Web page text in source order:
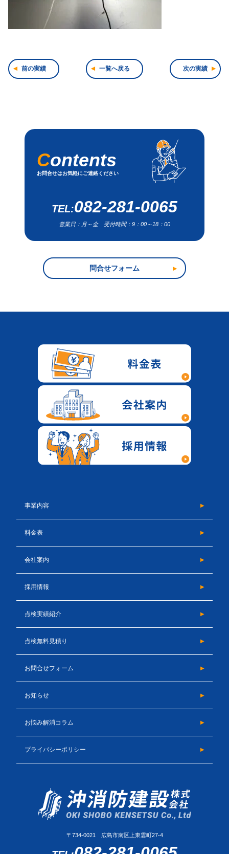
前の実績 一覧へ戻る 次の実績
お問合せはお気軽にご連絡ください
082-281-0065
営業日：月～金 受付時間：9：00～18：00
問合せフォーム
事業内容
料金表
会社案内
採用情報
点検実績紹介
点検無料見積り
お問合せフォーム
お知らせ
お悩み解消コラム
プライバシーポリシー
〒734-0021 広島市南区上東雲町27-4